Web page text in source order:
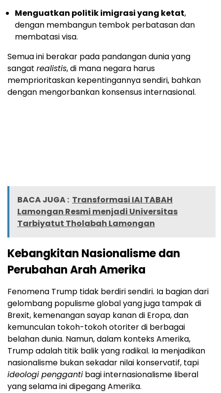
Menguatkan politik imigrasi yang ketat,
dengan membangun tembok perbatasan dan
membatasi visa.
Semua ini berakar pada pandangan dunia yang
sangat realistis, di mana negara harus
memprioritaskan kepentingannya sendiri, bahkan
dengan mengorbankan konsensus internasional.
BACA JUGA : Transformasi IAI TABAH
Lamongan Resmi menjadi Universitas
Tarbiyatut Tholabah Lamongan
Kebangkitan Nasionalisme dan
Perubahan Arah Amerika
Fenomena Trump tidak berdiri sendiri. Ia bagian dari
gelombang populisme global yang juga tampak di
Brexit, kemenangan sayap kanan di Eropa, dan
kemunculan tokoh-tokoh otoriter di berbagai
belahan dunia. Namun, dalam konteks Amerika,
Trump adalah titik balik yang radikal. Ia menjadikan
nasionalisme bukan sekadar nilai konservatif, tapi
ideologi pengganti bagi internasionalisme liberal
yang selama ini dipegang Amerika.